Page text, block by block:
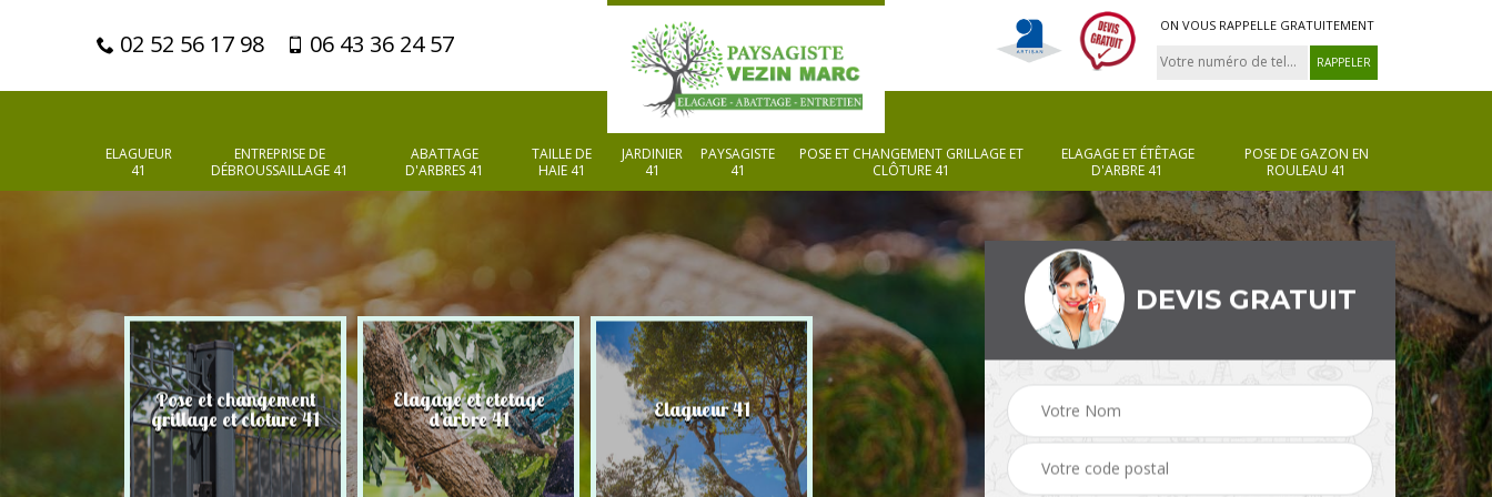
02 52 56 17 98 06 43 36 24 57
ON VOUS RAPPELLE GRATUITEMENT
ELAGUEUR
41
ENTREPRISE DE
DÉBROUSSAILLAGE 41
ABATTAGE
D'ARBRES 41
TAILLE DE
HAIE 41
JARDINIER
41
PAYSAGISTE
41
POSE ET CHANGEMENT GRILLAGE ET
CLÔTURE 41
ELAGAGE ET ÉTÊTAGE
D'ARBRE 41
POSE DE GAZON EN
ROULEAU 41
41 Pose et changement
grillage et cloture 41
Elagage et etetage
d'arbre 41 Elagueur 41 Paysagiste 41 Taille de haie 41
DEVIS GRATUIT